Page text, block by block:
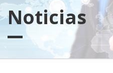
Noticias